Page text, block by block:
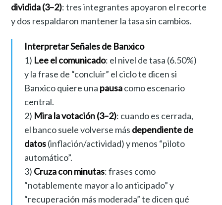
dividida (3–2): tres integrantes apoyaron el recorte
y dos respaldaron mantener la tasa sin cambios.
Interpretar Señales de Banxico
1) Lee el comunicado: el nivel de tasa (6.50%)
y la frase de “concluir” el ciclo te dicen si
Banxico quiere una pausacomo escenario
central.
2) Mira la votación (3–2): cuando es cerrada,
el banco suele volverse más dependiente de
datos(inflación/actividad) y menos “piloto
automático”.
3) Cruza con minutas: frases como
“notablemente mayor a lo anticipado” y
“recuperación más moderada” te dicen qué